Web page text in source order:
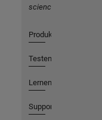
science
Produkte
Testen oder Kaufen
Lernen
Support